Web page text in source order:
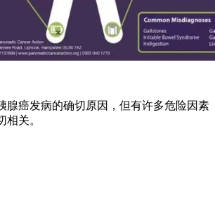
腺癌发病的确切原因，但有许多危险因素
相关。